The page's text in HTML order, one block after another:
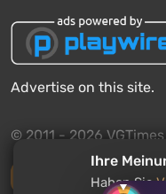
Advertise on this site.
© 2011 - 2026 VGTimes
Vollständige Version
Ihre
Haben Sie